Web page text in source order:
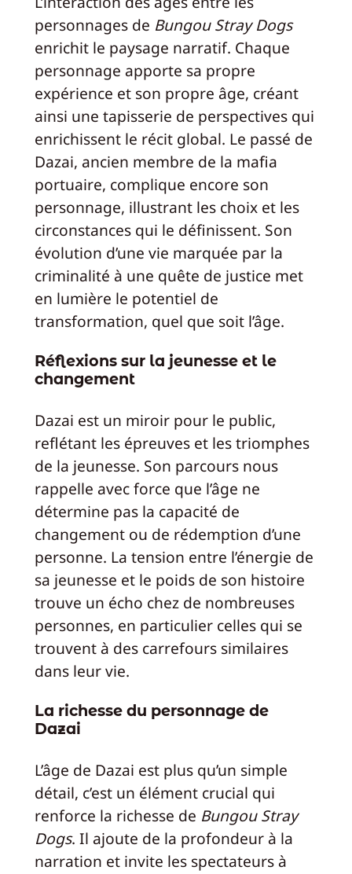
personnages de Bungou Stray Dogs
enrichit le paysage narratif. Chaque
personnage apporte sa propre
expérience et son propre âge, créant
ainsi une tapisserie de perspectives qui
enrichissent le récit global. Le passé de
Dazai, ancien membre de la mafia
portuaire, complique encore son
personnage, illustrant les choix et les
circonstances qui le définissent. Son
évolution d’une vie marquée par la
criminalité à une quête de justice met
en lumière le potentiel de
transformation, quel que soit l’âge.
Réflexions sur la jeunesse et le
changement
Dazai est un miroir pour le public,
reflétant les épreuves et les triomphes
de la jeunesse. Son parcours nous
rappelle avec force que l’âge ne
détermine pas la capacité de
changement ou de rédemption d’une
personne. La tension entre l’énergie de
sa jeunesse et le poids de son histoire
trouve un écho chez de nombreuses
personnes, en particulier celles qui se
trouvent à des carrefours similaires
dans leur vie.
La richesse du personnage de
Dazai
L’âge de Dazai est plus qu’un simple
détail, c’est un élément crucial qui
renforce la richesse de Bungou Stray
Dogs. Il ajoute de la profondeur à la
narration et invite les spectateurs à